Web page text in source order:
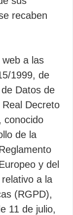
recaben
a las
1999, de
Datos de
Decreto
conocido
de la
y del
a la
(RGPD),
11 de julio,